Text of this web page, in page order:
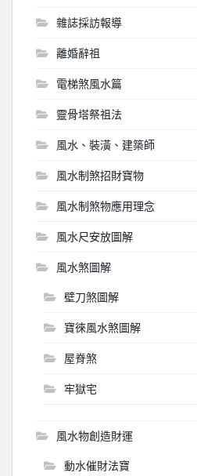
雜誌採訪報導
離婚辭祖
電梯煞風水篇
靈骨塔祭祖法
風水、裝潢、建築師
風水制煞招財寶物
風水制煞物應用理念
風水尺安放圖解
風水煞圖解
壁刀煞圖解
寶徠風水煞圖解
屋脊煞
牢獄宅
風水物創造財運
動水催財法寶